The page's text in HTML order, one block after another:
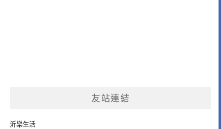
友站連結
沂樂生活